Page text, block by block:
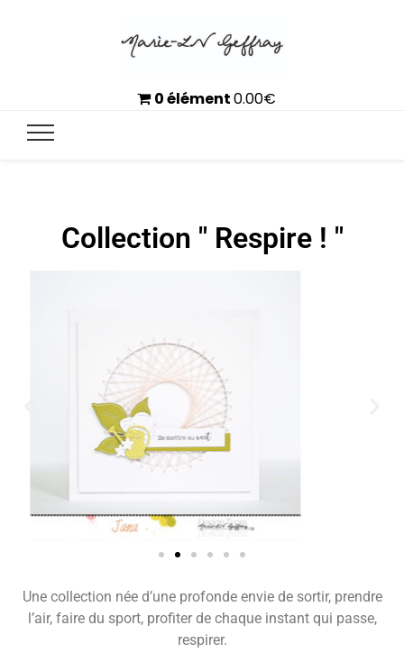
0 élément0.00€
Collection " Respire ! "
Une collection née d’une profonde envie de sortir, prendre
l’air, faire du sport, profiter de chaque instant qui passe,
respirer.